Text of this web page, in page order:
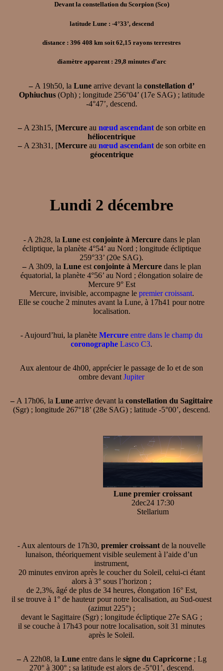
Devant la constellation du Scorpion (Sco)
latitude Lune : -4°33’, descend
distance : 396 408 km soit 62,15 rayons terrestres
diamètre apparent : 29,8 minutes d’arc
–A 19h50, la Lunearrive devant la constellation d’
Ophiuchus (Oph) ; longitude 256°04’ (17e SAG) ; latitude
-4°47’, descend.
–A 23h15, [Mercureau nœud ascendantde son orbite en
héliocentrique
–A 23h31, [Mercureau nœud ascendantde son orbite en
géocentrique
Lundi 2 décembre
- A 2h28, la Luneest conjointe à Mercuredans le plan
écliptique, la planète 4°54’ au Nord ; longitude écliptique
259°33’ (20e SAG).
–A 3h09, la Luneest conjointe à Mercuredans le plan
équatorial, la planète 4°56’ au Nord ; élongation solaire de
Mercure 9° Est
Mercure, invisible, accompagne le premier croissant.
Elle se couche 2 minutes avant la Lune, à 17h41 pour notre
localisation.
- Aujourd’hui, la planète Mercure entre dans le champ du
coronographe Lasco C3.
Aux alentour de 4h00, apprécier le passage de Io et de son
ombre devant Jupiter
– A 17h06, la Lune arrive devant la constellation du Sagittaire
(Sgr) ; longitude 267°18’ (28e SAG) ; latitude -5°00’, descend.
Lune premier croissant
2dec24 17:30
Stellarium
- Aux alentours de 17h30, premier croissant de la nouvelle
lunaison, théoriquement visible seulement à l’aide d’un
instrument,
20 minutes environ après le coucher du Soleil, celui-ci étant
alors à 3° sous l’horizon ;
de 2,3%, âgé de plus de 34 heures, élongation 16° Est,
il se trouve à 1° de hauteur pour notre localisation, au Sud-ouest
(azimut 225°) ;
devant le Sagittaire (Sgr) ; longitude écliptique 27e SAG ;
il se couche à 17h43 pour notre localisation, soit 31 minutes
après le Soleil.
–A 22h08, la Luneentre dans le signe du Capricorne; Lg
270° à 300° ; sa latitude est alors de -5°01’, descend.